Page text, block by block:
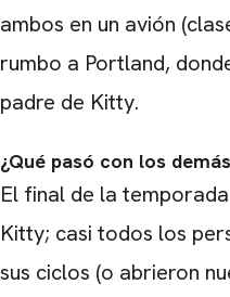
ambos en un avión
rumbo a Portland,
padre de Kitty.
¿Qué pasó con los
El final de la
Kitty; casi todos los
sus ciclos (o abrieron